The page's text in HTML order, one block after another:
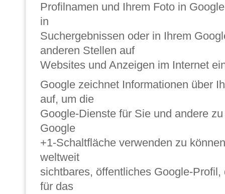
Profilnamen und Ihrem Foto in
in
Suchergebnissen oder in Ihrem
anderen Stellen auf
Websites und Anzeigen im Internet
Google zeichnet Informationen über
auf, um die
Google-Dienste für Sie und andere
Google
+1-Schaltfläche verwenden zu
weltweit
sichtbares, öffentliches Google-
für das